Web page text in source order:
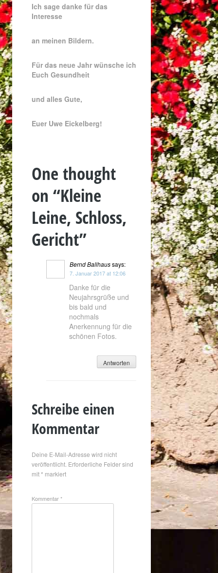
Ich sage danke für das
Interesse
an meinen Bildern.
Für das neue Jahr wünsche ich
Euch Gesundheit
und alles Gute,
Euer Uwe Eickelberg!
One thought
on “Kleine
Leine, Schloss,
Gericht”
Bernd Ballhaussays:
7. Januar 2017 at 12:06
Danke für die
Neujahrsgrüße und
bis bald und
nochmals
Anerkennung für die
schönen Fotos.
Antworten
Schreibe einen
Kommentar
Deine E-Mail-Adresse wird nicht
veröffentlicht. Erforderliche Felder sind
mit* markiert
Kommentar*